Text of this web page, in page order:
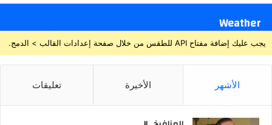
Weather
يجب عليك إضافة مفتاح API للطقس من خلال صفحة إعدادات القالب > الدمج.
الأشهر الأخيرة تعليقات